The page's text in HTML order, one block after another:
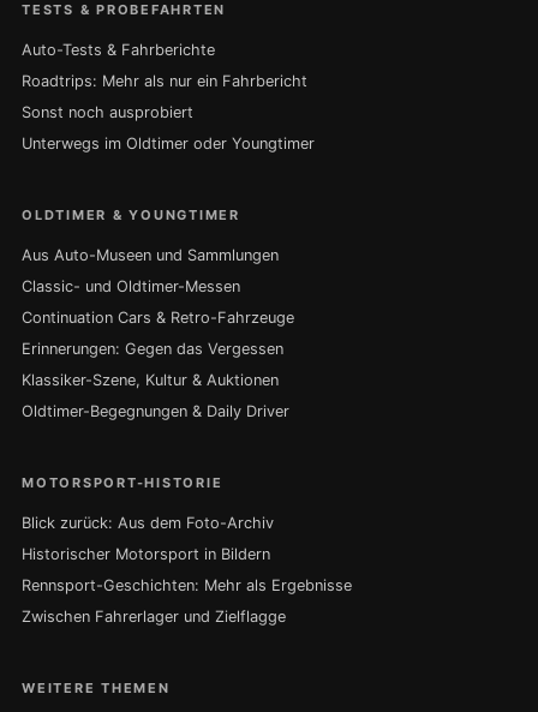
TESTS & PROBEFAHRTEN
Auto-Tests & Fahrberichte
Roadtrips: Mehr als nur ein Fahrbericht
Sonst noch ausprobiert
Unterwegs im Oldtimer oder Youngtimer
OLDTIMER & YOUNGTIMER
Aus Auto-Museen und Sammlungen
Classic- und Oldtimer-Messen
Continuation Cars & Retro-Fahrzeuge
Erinnerungen: Gegen das Vergessen
Klassiker-Szene, Kultur & Auktionen
Oldtimer-Begegnungen & Daily Driver
MOTORSPORT-HISTORIE
Blick zurück: Aus dem Foto-Archiv
Historischer Motorsport in Bildern
Rennsport-Geschichten: Mehr als Ergebnisse
Zwischen Fahrerlager und Zielflagge
WEITERE THEMEN